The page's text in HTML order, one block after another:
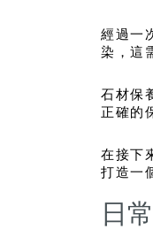
經過一
染，這
石材保
正確的
在接下
打造一
日